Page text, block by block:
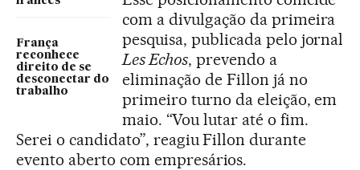
França
reconhece
direito de se
desconectar do
trabalho
com a divulgação da primeira
pesquisa, publicada pelo jornal
Les Echos, prevendo a
eliminação de Fillon já no
primeiro turno da eleição, em
maio. “Vou lutar até o fim.
Serei o candidato”, reagiu Fillon durante
evento aberto com empresários.